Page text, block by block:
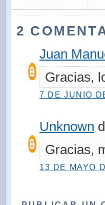
2
Juan
Gracias,
7 DE JUNIO
Unknown
Gracias,
13 DE MAYO